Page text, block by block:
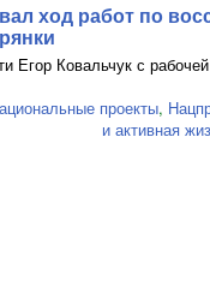
ход работ по
Егор Ковальчук с
проекты,
и активная